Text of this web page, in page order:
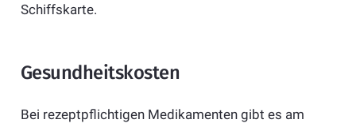
Schiffskarte.
Gesundheitskosten
Bei rezeptpflichtigen Medikamenten gibt es am